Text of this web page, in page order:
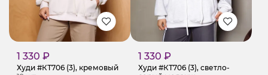
1 330 ₽
Худи #КТ706 (3), кремовый
1 330 ₽
Худи #КТ706 (3), светло-